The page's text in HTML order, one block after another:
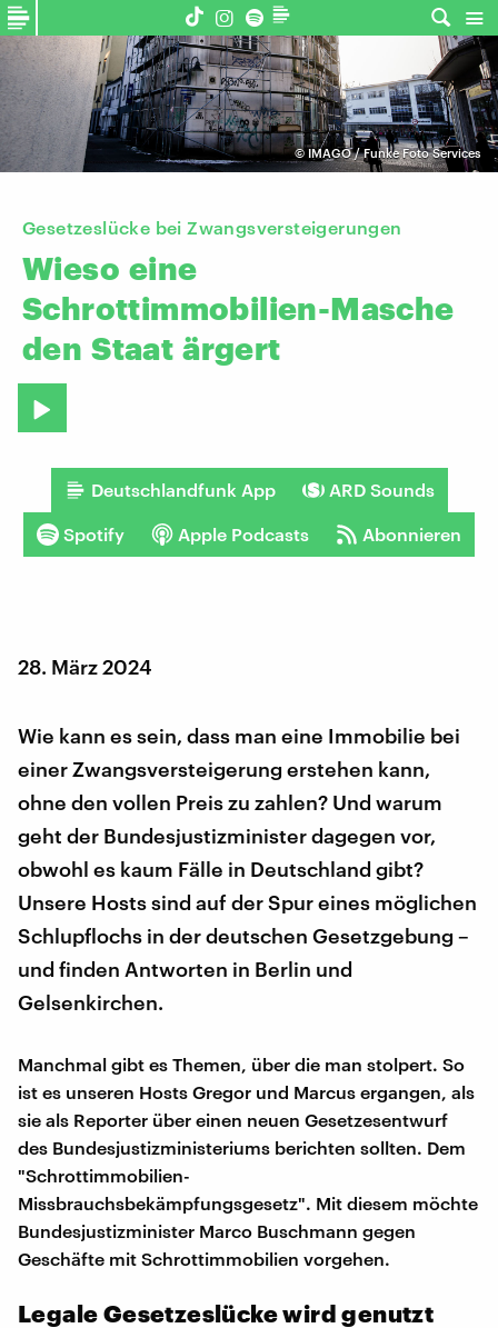
© IMAGO / Funke Foto Services
Gesetzeslücke bei Zwangsversteigerungen
Wieso eine
Schrottimmobilien-Masche
den Staat ärgert
Deutschlandfunk App ARD Sounds
Spotify Apple Podcasts Abonnieren
28. März 2024
Wie kann es sein, dass man eine Immobilie bei
einer Zwangsversteigerung erstehen kann,
ohne den vollen Preis zu zahlen? Und warum
geht der Bundesjustizminister dagegen vor,
obwohl es kaum Fälle in Deutschland gibt?
Unsere Hosts sind auf der Spur eines möglichen
Schlupflochs in der deutschen Gesetzgebung –
und finden Antworten in Berlin und
Gelsenkirchen.
Manchmal gibt es Themen, über die man stolpert. So
ist es unseren Hosts Gregor und Marcus ergangen, als
sie als Reporter über einen neuen Gesetzesentwurf
des Bundesjustizministeriums berichten sollten. Dem
"Schrottimmobilien-
Missbrauchsbekämpfungsgesetz". Mit diesem möchte
Bundesjustizminister Marco Buschmann gegen
Geschäfte mit Schrottimmobilien vorgehen.
Legale Gesetzeslücke wird genutzt